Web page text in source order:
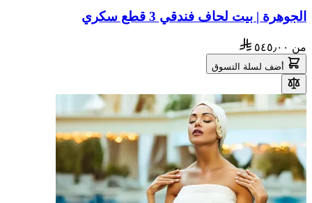
الجوهرة | بيت لحاف فندقي 3 قطع سكري
من ٥٤٥٫٠٠
أضف لسلة التسوق